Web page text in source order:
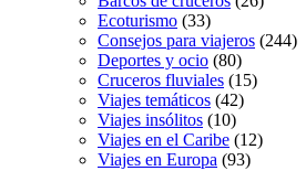
Ecoturismo (33)
Consejos para viajeros (244)
Deportes y ocio (80)
Cruceros fluviales (15)
Viajes temáticos (42)
Viajes insólitos (10)
Viajes en el Caribe (12)
Viajes en Europa (93)